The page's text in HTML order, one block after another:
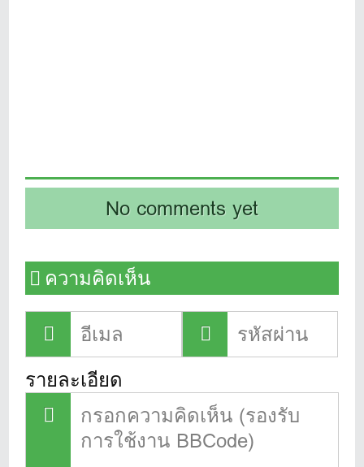
No comments yet
ความคิดเห็น
รายละเอียด